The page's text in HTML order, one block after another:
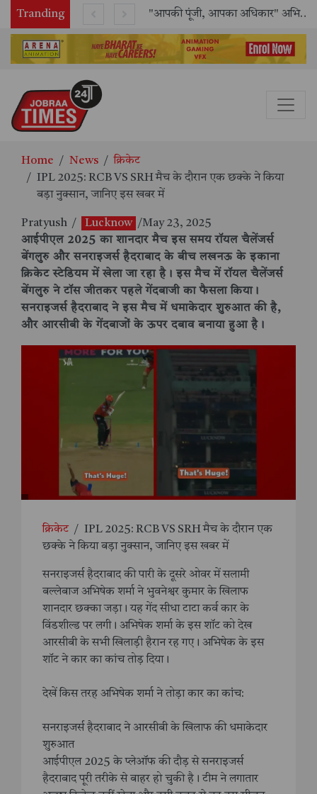
Tranding "आपकी पूंजी, आपका अधिकार" अभियान का भव्य शुभारंभ
Home News
क्रिकेट
IPL 2025: RCB VS SRH मैच के दौरान एक छक्के ने किया
बड़ा नुक्सान, जानिए इस खबर में
Pratyush / Lucknow /May 23, 2025
आईपीएल 2025 का शानदार मैच इस समय रॉयल चैलेंजर्स
बेंगलुरु और सनराइजर्स हैदराबाद के बीच लखनऊ के इकाना
क्रिकेट स्टेडियम में खेला जा रहा है। इस मैच में रॉयल चैलेंजर्स
बेंगलुरु ने टॉस जीतकर पहले गेंदबाजी का फैसला किया।
सनराइजर्स हैदराबाद ने इस मैच में धमाकेदार शुरुआत की है,
और आरसीबी के गेंदबाजों के ऊपर दबाव बनाया हुआ है।
क्रिकेट / IPL 2025: RCB VS SRH मैच के दौरान एक
छक्के ने किया बड़ा नुक्सान, जानिए इस खबर में
सनराइजर्स हैदराबाद की पारी के दूसरे ओवर में सलामी
बल्लेबाज अभिषेक शर्मा ने भुवनेश्वर कुमार के खिलाफ
शानदार छक्का जड़ा। यह गेंद सीधा टाटा कर्व कार के
विंडशील्ड पर लगी। अभिषेक शर्मा के इस शॉट को देख
आरसीबी के सभी खिलाड़ी हैरान रह गए। अभिषेक के इस
शाॅट ने कार का कांच तोड़ दिया।
देखें किस तरह अभिषेक शर्मा ने तोड़ा कार का कांंच:
सनराइजर्स हैदराबाद ने आरसीबी के खिलाफ की धमाकेदार
शुरुआत
आईपीएल 2025 के प्लेऑफ की दौड़ से सनराइजर्स
हैदराबाद पूरी तरीके से बाहर हो चुकी है। टीम ने लगातार